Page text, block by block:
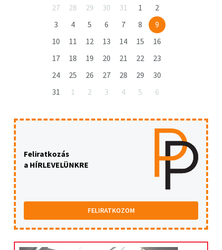
27
28 29 30 31 1
2
3
4 5 6 7 8
9
10
11 12 13 14 15
16
17
18 19 20 21 22
23
24
25 26 27 28 29
30
31
1 2 3 4 5 6
Feliratkozás
a HÍRLEVELÜNKRE
FELIRATKOZOM